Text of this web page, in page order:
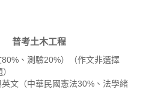
普考土木工程
、測驗20%）（作文非選擇
文（中華民國憲法30%、法學緒